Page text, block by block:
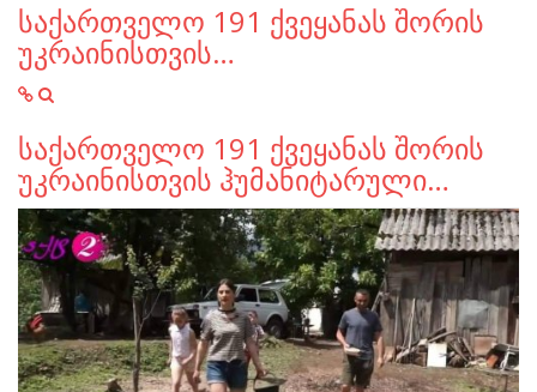
საქართველო 191 ქვეყანას შორის
უკრაინისთვის…
საქართველო 191 ქვეყანას შორის
უკრაინისთვის ჰუმანიტარული…